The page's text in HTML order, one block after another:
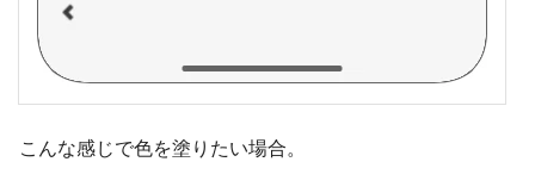
こんな感じで色を塗りたい場合。